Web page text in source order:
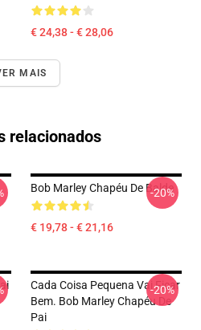
€ 24,38 - € 28,06
MAIS
relacionados
Bob Marley Chapéu De Balde
€ 19,78 - € 21,16
-20%
Cada Coisa Pequena Vai Ficar
Bem. Bob Marley Chapéu De
Pai
-20%